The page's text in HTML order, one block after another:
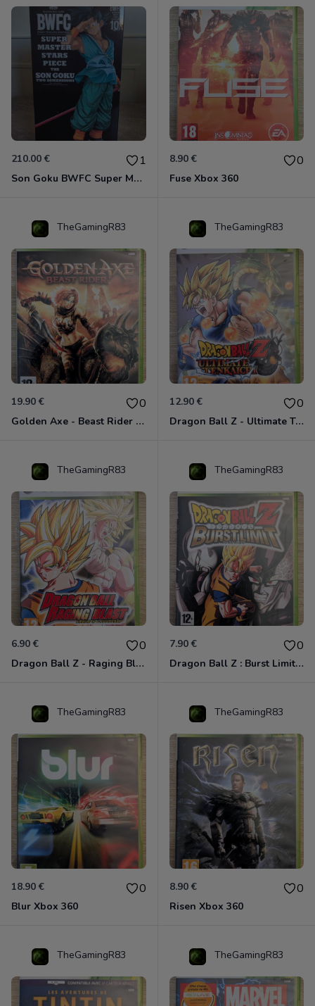
210.00 € 1
Son Goku BWFC Super Master Stars
8.90 € 0
Fuse Xbox 360
TheGamingR83
19.90 € 0
Golden Axe - Beast Rider Xbox 360
TheGamingR83
12.90 € 0
Dragon Ball Z - Ultimate Tenkaichi Xbox 360
TheGamingR83
6.90 € 0
Dragon Ball Z - Raging Blast Xbox 360
TheGamingR83
7.90 € 0
Dragon Ball Z : Burst Limit Xbox 360
TheGamingR83
18.90 € 0
Blur Xbox 360
TheGamingR83
8.90 € 0
Risen Xbox 360
TheGamingR83 TheGamingR83